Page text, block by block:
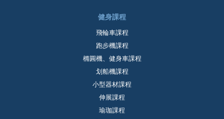
健身課程
飛輪車課程
跑步機課程
橢圓機、健身車課程
划船機課程
小型器材課程
伸展課程
瑜珈課程